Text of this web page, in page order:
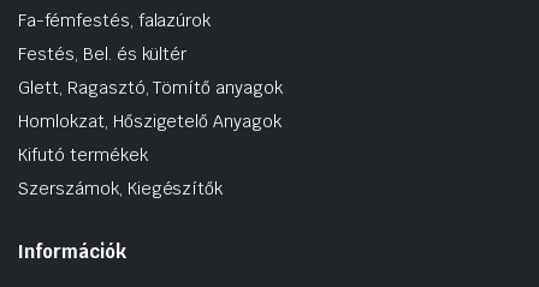
Fa-fémfestés, falazúrok
Festés, Bel. és kültér
Glett, Ragasztó, Tömítő anyagok
Homlokzat, Hőszigetelő Anyagok
Kifutó termékek
Szerszámok, Kiegészítők
Információk